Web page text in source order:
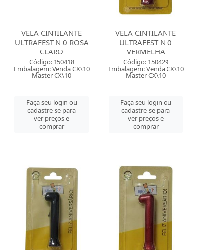
VELA CINTILANTE
ULTRAFEST N 0 ROSA
CLARO
Código: 150418
Embalagem: Venda CX\10
Master CX\10
Faça seu login ou
cadastre-se para
ver preços e
comprar
VELA CINTILANTE
ULTRAFEST N 0
VERMELHA
Código: 150429
Embalagem: Venda CX\10
Master CX\10
Faça seu login ou
cadastre-se para
ver preços e
comprar